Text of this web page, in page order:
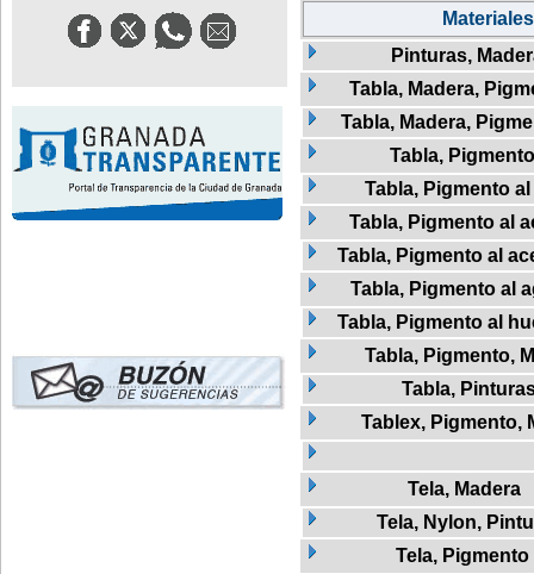
Materiales
Pinturas,
Tabla, Madera,
Tabla, Madera,
Tabla, Pigmento
Tabla, Pigmento
Tabla, Pigmento al
Tabla, Pigmento al
Tabla, Pigmento al
Tabla, Pigmento al
Tabla, Pigmento,
Tabla,
Tablex, Pigmento,
Tela, Madera
Tela, Nylon,
Tela, Pigmento